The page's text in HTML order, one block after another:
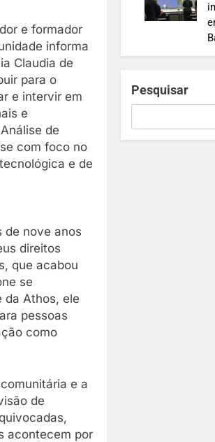
e formador
informa
Claudia de
para o
e intervir em
e
de
com foco no
e de
de nove anos
direitos
que acabou
se
da Athos, ele
pessoas
como
e a
de
acontecem por
Pesquisar